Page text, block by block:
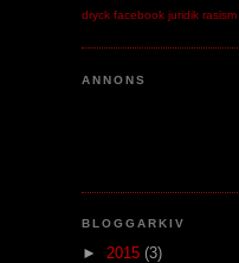
dryck facebook juridik rasism
ANNONS
BLOGGARKIV
► 2015 (3)